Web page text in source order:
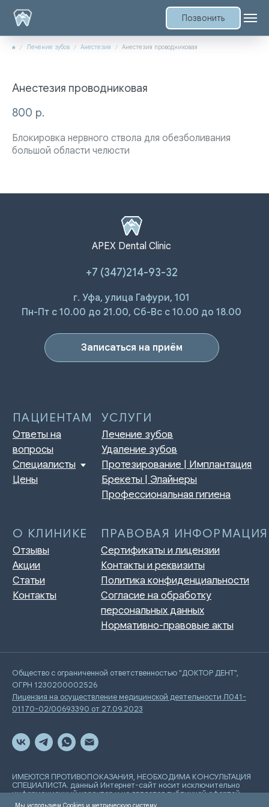
Позвонить
Лечение зубов Анестезия Анестезия проводниковая
Анестезия проводниковая
800 р.
Блокировка нервного ствола для обезболивания
большой области челюсти
APEX Dental Clinic
+7 (347)214-93-32
г. Уфа, улица Гафури, 101
Пн-Пт с 10.00 до 21.00, Сб-Вс с 10.00 до 18.00
Записаться на приём
Ответы на
Специалисты
УСЛУГИ
Лечение зубов
Протезирование | Имплантация
Брекеты | Элайнеры
Профессиональная гигиена
Статьи
Контакты
Политика конфиденциальности
персональных данных
Нормативно-правовые акты
Общество с ограниченной ответственностью "ДОКТОР ДЕНТ",
ОГРН 1230200002526
Лицензия на осуществление медицинской деятельности Л041-
01170-02/00693390 от 27.09.2023
ИМЕЮТСЯ ПРОТИВОПОКАЗАНИЯ, НЕОБХОДИМА КОНСУЛЬТАЦИЯ
СПЕЦИАЛИСТА. данный Интернет-сайт носит исключительно
информационный характер и не является публичной офертой,
определяемой положениями Статьи 437 Гражданского